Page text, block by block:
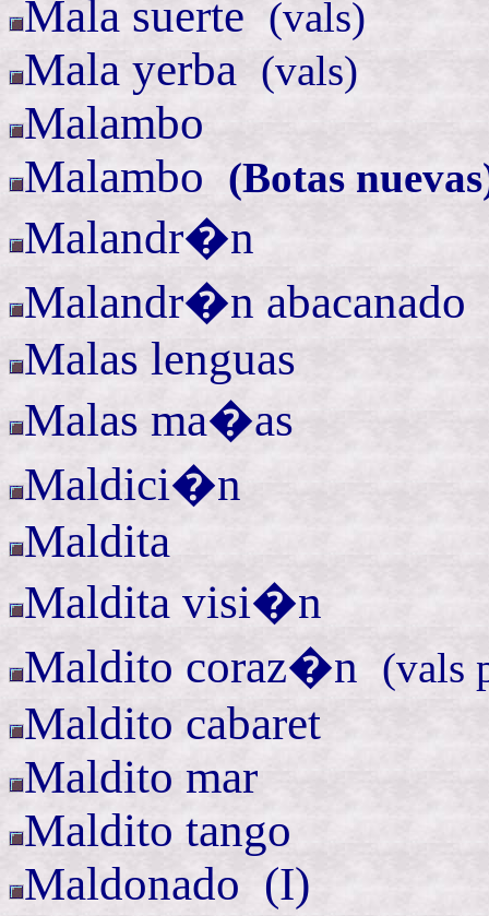
Mala suerte (vals)
Mala yerba (vals)
Malambo
Malambo (Botas
Malandr�n
Malandr�n abacanado
Malas lenguas
Malas ma�as
Maldici�n
Maldita
Maldita visi�n
Maldito coraz�n (vals
Maldito cabaret
Maldito mar
Maldito tango
Maldonado (I)